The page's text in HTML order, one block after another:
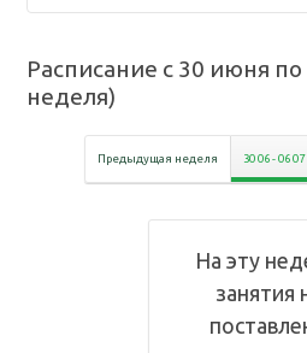
Расписание с 30 июня по
неделя)
Предыдущая неделя 30 06-06 07
На эту
занятия